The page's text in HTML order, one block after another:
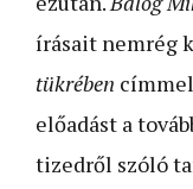
írásait nemrég
tükrében
előadást a
tizedről szóló